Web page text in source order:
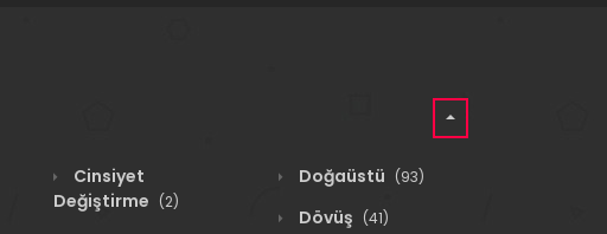
Cinsiyet
Değiştirme (2)
Doğaüstü (93)
Dövüş (41)